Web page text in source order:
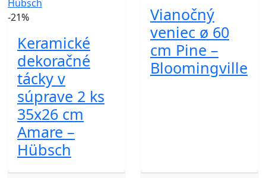
-21%
Keramické
dekoračné
tácky v
súprave 2 ks
35x26 cm
Amare –
Hübsch
Vianočný
veniec ø 60
cm Pine –
Bloomingville